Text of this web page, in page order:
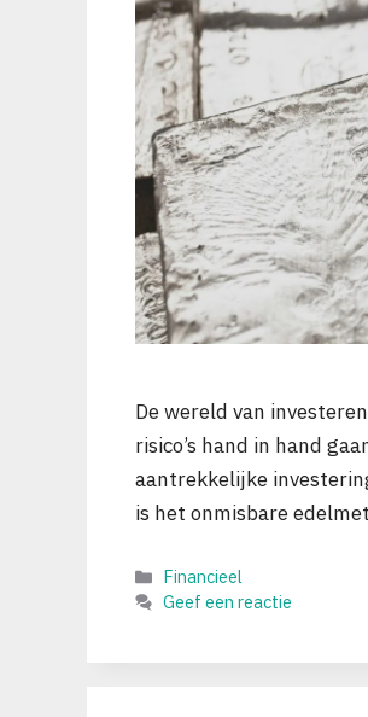
De wereld van
risico’s hand in hand
aantrekkelijke
is het onmisbare
Categorieën
Financieel
Geef een reactie